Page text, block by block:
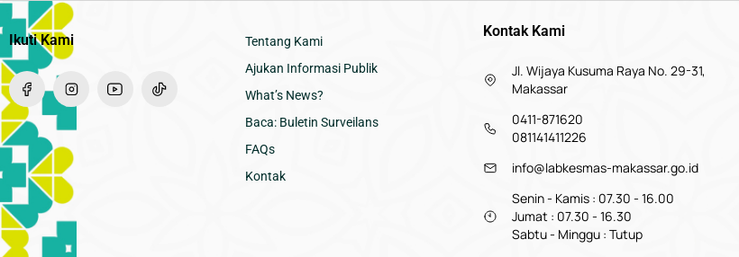
Ikuti Kami
Tentang Kami
Ajukan Informasi Publik
What’s News?
Baca: Buletin Surveilans
FAQs
Kontak
Kontak Kami
Jl. Wijaya Kusuma Raya No. 29-31,
Makassar
0411-871620
081141411226
info@labkesmas-makassar.go.id
Senin - Kamis : 07.30 - 16.00
Jumat : 07.30 - 16.30
Sabtu - Minggu : Tutup